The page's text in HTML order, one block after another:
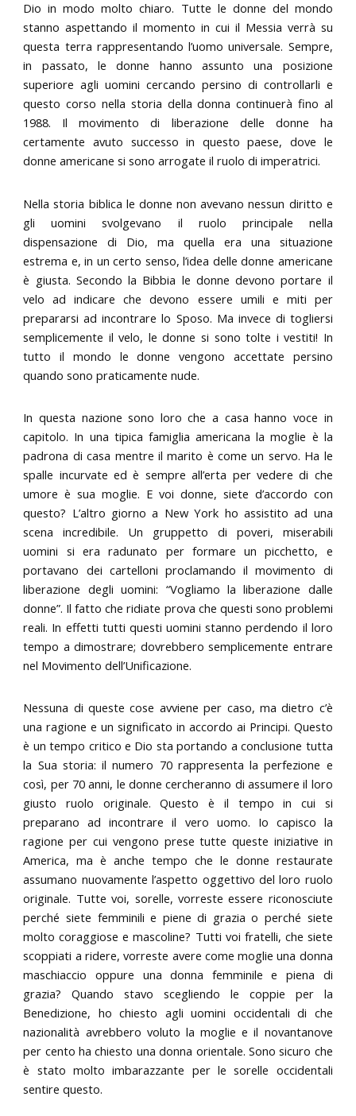
Dio in modo molto chiaro. Tutte le donne del mondo
stanno aspettando il momento in cui il Messia verrà su
questa terra rappresentando l’uomo universale. Sempre,
in passato, le donne hanno assunto una posizione
superiore agli uomini cercando persino di controllarli e
questo corso nella storia della donna continuerà fino al
1988. Il movimento di liberazione delle donne ha
certamente avuto successo in questo paese, dove le
donne americane si sono arrogate il ruolo di imperatrici.
Nella storia biblica le donne non avevano nessun diritto e
gli uomini svolgevano il ruolo principale nella
dispensazione di Dio, ma quella era una situazione
estrema e, in un certo senso, l’idea delle donne americane
è giusta. Secondo la Bibbia le donne devono portare il
velo ad indicare che devono essere umili e miti per
prepararsi ad incontrare lo Sposo. Ma invece di togliersi
semplicemente il velo, le donne si sono tolte i vestiti! In
tutto il mondo le donne vengono accettate persino
quando sono praticamente nude.
In questa nazione sono loro che a casa hanno voce in
capitolo. In una tipica famiglia americana la moglie è la
padrona di casa mentre il marito è come un servo. Ha le
spalle incurvate ed è sempre all’erta per vedere di che
umore è sua moglie. E voi donne, siete d’accordo con
questo? L’altro giorno a New York ho assistito ad una
scena incredibile. Un gruppetto di poveri, miserabili
uomini si era radunato per formare un picchetto, e
portavano dei cartelloni proclamando il movimento di
liberazione degli uomini: “Vogliamo la liberazione dalle
donne”. Il fatto che ridiate prova che questi sono problemi
reali. In effetti tutti questi uomini stanno perdendo il loro
tempo a dimostrare; dovrebbero semplicemente entrare
nel Movimento dell’Unificazione.
Nessuna di queste cose avviene per caso, ma dietro c’è
una ragione e un significato in accordo ai Principi. Questo
è un tempo critico e Dio sta portando a conclusione tutta
la Sua storia: il numero 70 rappresenta la perfezione e
così, per 70 anni, le donne cercheranno di assumere il loro
giusto ruolo originale. Questo è il tempo in cui si
preparano ad incontrare il vero uomo. Io capisco la
ragione per cui vengono prese tutte queste iniziative in
America, ma è anche tempo che le donne restaurate
assumano nuovamente l’aspetto oggettivo del loro ruolo
originale. Tutte voi, sorelle, vorreste essere riconosciute
perché siete femminili e piene di grazia o perché siete
molto coraggiose e mascoline? Tutti voi fratelli, che siete
scoppiati a ridere, vorreste avere come moglie una donna
maschiaccio oppure una donna femminile e piena di
grazia? Quando stavo scegliendo le coppie per la
Benedizione, ho chiesto agli uomini occidentali di che
nazionalità avrebbero voluto la moglie e il novantanove
per cento ha chiesto una donna orientale. Sono sicuro che
è stato molto imbarazzante per le sorelle occidentali
sentire questo.